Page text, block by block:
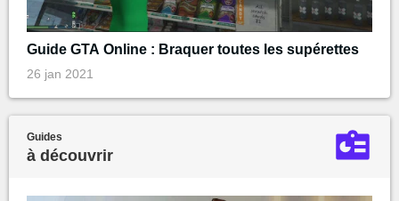
Guide GTA Online : Braquer toutes les supérettes
26 jan 2021
Guides
à découvrir